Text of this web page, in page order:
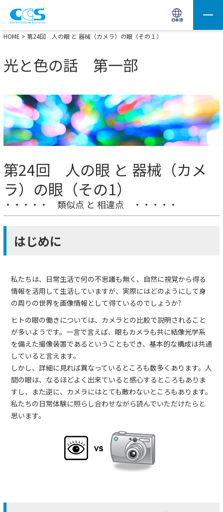
日本語
画像処理用の製品検索 サイト内検索(Enterで実行)
HOME > 第24回 人の眼 と 器械（カメラ）の眼（その１）
光と色の話 第一部
第24回 人の眼 と 器械（カメ
ラ）の眼（その1）
・・・・・ 類似点 と 相違点 ・・・・・
はじめに
私たちは、日常生活で何の不思議も無く、自然に視覚から得る
情報を活用して生活していますが、実際にはどのようにして身
の周りの世界を画像情報として得ているのでしょうか?
ヒトの眼の働きについては、カメラとの比較で説明されること
が多いようです。一言で言えば、眼もカメラも共に結像光学系
を備えた撮像装置であるということもでき、基本的な構成は共通
していると言えます。
しかし、詳細に見れば異なっているところも数多くあります。人
間の眼は、なるほどよく出来ていると感心するところもありま
すし、また逆に、カメラにはとても敵わないところもあります。
私たちの日常体験に照らし合わせながら読んでいただけたらと
思います。